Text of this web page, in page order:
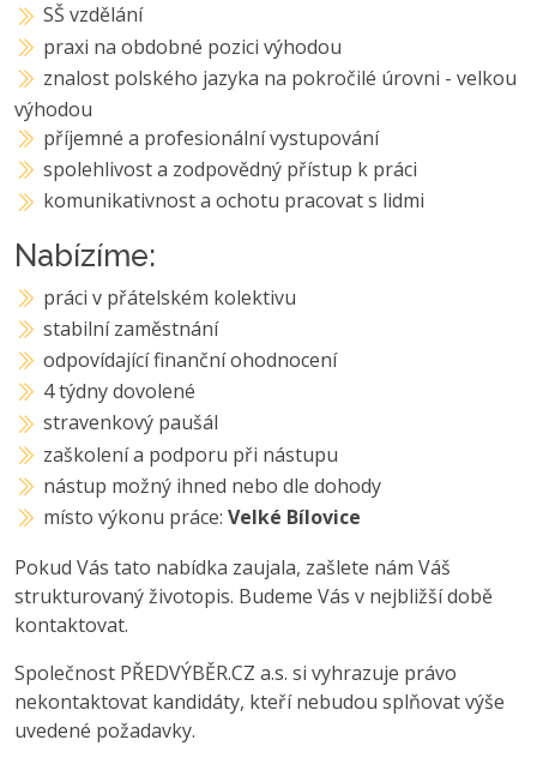
SŠ vzdělání
praxi na obdobné pozici výhodou
znalost polského jazyka na pokročilé úrovni - velkou
výhodou
příjemné a profesionální vystupování
spolehlivost a zodpovědný přístup k práci
komunikativnost a ochotu pracovat s lidmi
Nabízíme:
práci v přátelském kolektivu
stabilní zaměstnání
odpovídající finanční ohodnocení
4 týdny dovolené
stravenkový paušál
zaškolení a podporu při nástupu
nástup možný ihned nebo dle dohody
místo výkonu práce:Velké Bílovice
Pokud Vás tato nabídka zaujala, zašlete nám Váš
strukturovaný životopis. Budeme Vás v nejbližší době
kontaktovat.
Společnost PŘEDVÝBĚR.CZ a.s. si vyhrazuje právo
nekontaktovat kandidáty, kteří nebudou splňovat výše
uvedené požadavky.